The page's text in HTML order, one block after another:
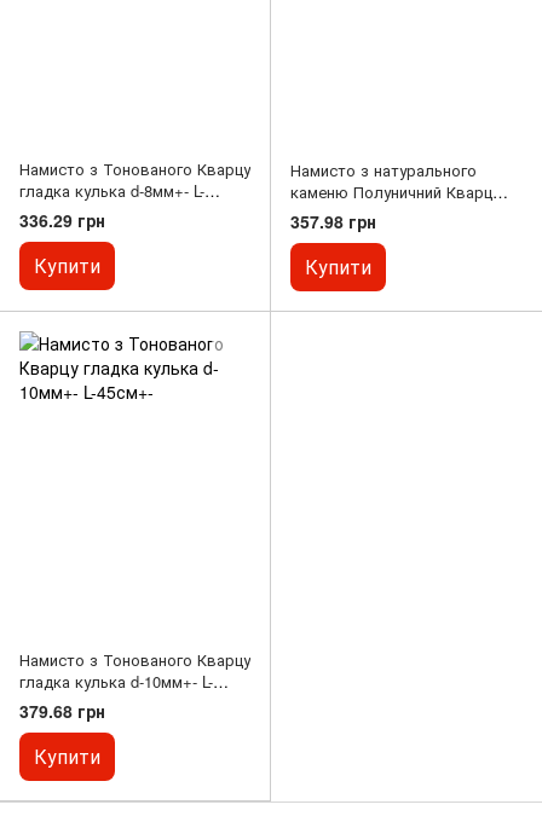
Намисто з Тонованого Кварцу
гладка кулька d-8мм+- L-
45см+-
336.29 грн
Купити
Намисто з натурального
каменю Полуничний Кварц
галтування d-8х6мм+- L-45см+-
357.98 грн
Купити
Намисто з Тонованого Кварцу
гладка кулька d-10мм+- L-
45см+-
379.68 грн
Купити